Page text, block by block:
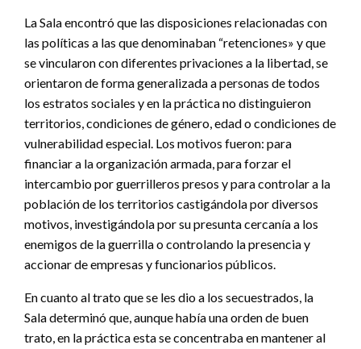
La Sala encontró que las disposiciones relacionadas con
las políticas a las que denominaban “retenciones» y que
se vincularon con diferentes privaciones a la libertad, se
orientaron de forma generalizada a personas de todos
los estratos sociales y en la práctica no distinguieron
territorios, condiciones de género, edad o condiciones de
vulnerabilidad especial. Los motivos fueron: para
financiar a la organización armada, para forzar el
intercambio por guerrilleros presos y para controlar a la
población de los territorios castigándola por diversos
motivos, investigándola por su presunta cercanía a los
enemigos de la guerrilla o controlando la presencia y
accionar de empresas y funcionarios públicos.
En cuanto al trato que se les dio a los secuestrados, la
Sala determinó que, aunque había una orden de buen
trato, en la práctica esta se concentraba en mantener al